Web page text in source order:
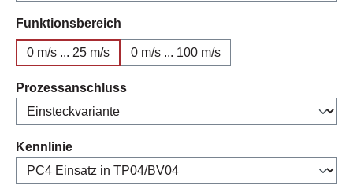
Funktionsbereich
0 m/s ... 25 m/s 0 m/s ... 100 m/s
Prozessanschlussauswählen
Kennlinieauswählen